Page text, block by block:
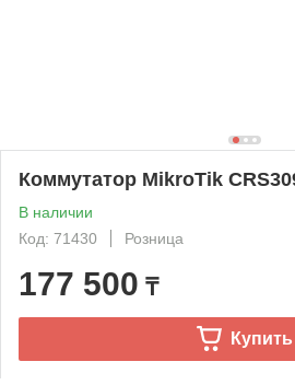
Коммутатор MikroTik
В наличии
Код: 71430
Розница
177 500 ₸
Купить